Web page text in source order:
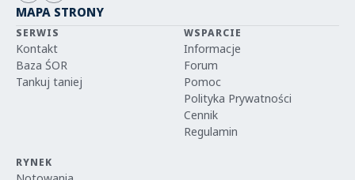
MAPA STRONY
SERWIS
Kontakt
Baza ŚOR
Tankuj taniej
WSPARCIE
Informacje
Forum
Pomoc
Polityka Prywatności
Cennik
Regulamin
RYNEK